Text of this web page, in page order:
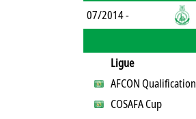
07/2014 -
Ligue
AFCON Qualification
COSAFA Cup